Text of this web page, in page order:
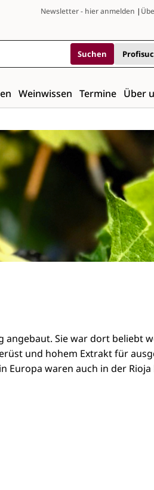
Newsletter - hier anmelden |
Suchen
Weinwissen Termine Über
angebaut. Sie war dort beliebt
und hohem Extrakt für
waren auch in der Rioja